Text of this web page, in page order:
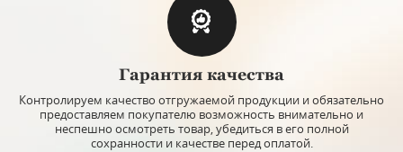
Гарантия качества
Контролируем качество отгружаемой продукции и обязательно
предоставляем покупателю возможность внимательно и
неспешно осмотреть товар, убедиться в его полной
сохранности и качестве перед оплатой.